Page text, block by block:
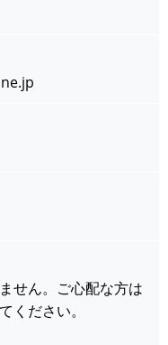
せん。ご心配な方は
ください。